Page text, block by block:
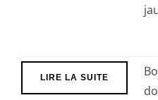
LIRE LA SUITE